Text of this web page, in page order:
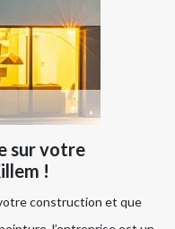
sur votre
!
construction et que